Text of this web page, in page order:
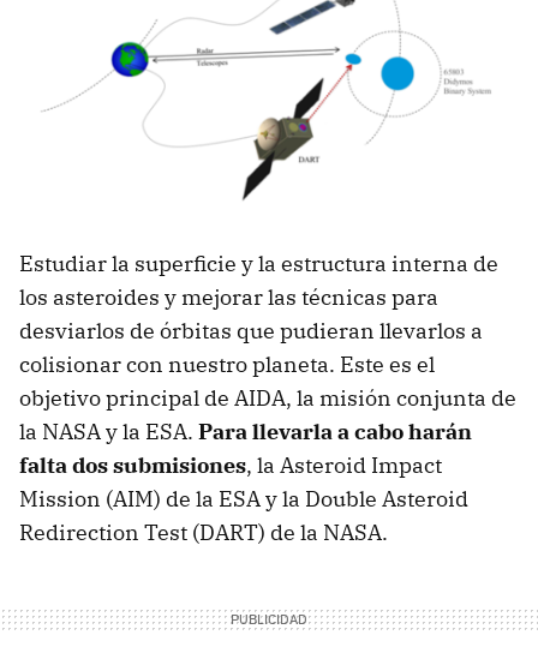
Estudiar la superficie y la estructura interna de
los asteroides y mejorar las técnicas para
desviarlos de órbitas que pudieran llevarlos a
colisionar con nuestro planeta. Este es el
objetivo principal de AIDA, la misión conjunta de
la NASA y la ESA. Para llevarla a cabo harán
falta dos submisiones, la Asteroid Impact
Mission (AIM) de la ESA y la Double Asteroid
Redirection Test (DART) de la NASA.